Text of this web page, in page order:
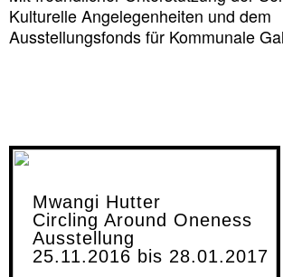
Kulturelle Angelegenheiten und dem
Ausstellungsfonds für Kommunale
Mwangi Hutter
Circling Around Oneness
Ausstellung
25.11.2016 bis 28.01.2017